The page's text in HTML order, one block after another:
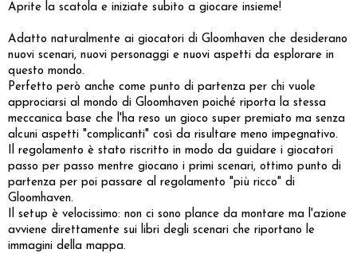
Aprite la scatola e iniziate subito a giocare insieme!
Adatto naturalmente ai giocatori di Gloomhaven che desiderano
nuovi scenari, nuovi personaggi e nuovi aspetti da esplorare in
questo mondo.
Perfetto però anche come punto di partenza per chi vuole
approciarsi al mondo di Gloomhaven poiché riporta la stessa
meccanica base che l'ha reso un gioco super premiato ma senza
alcuni aspetti "complicanti" così da risultare meno impegnativo.
Il regolamento è stato riscritto in modo da guidare i giocatori
passo per passo mentre giocano i primi scenari, ottimo punto di
partenza per poi passare al regolamento "più ricco" di
Gloomhaven.
Il setup è velocissimo: non ci sono plance da montare ma l'azione
avviene direttamente sui libri degli scenari che riportano le
immagini della mappa.